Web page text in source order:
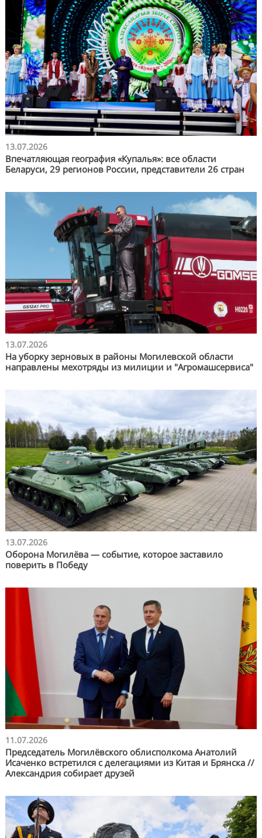
13.07.2026
Впечатляющая география «Купалья»: все области
Беларуси, 29 регионов России, представители 26 стран
13.07.2026
На уборку зерновых в районы Могилевской области
направлены мехотряды из милиции и "Агромашсервиса"
13.07.2026
Оборона Могилёва — событие, которое заставило
поверить в Победу
11.07.2026
Председатель Могилёвского облисполкома Анатолий
Исаченко встретился с делегациями из Китая и Брянска //
Александрия собирает друзей